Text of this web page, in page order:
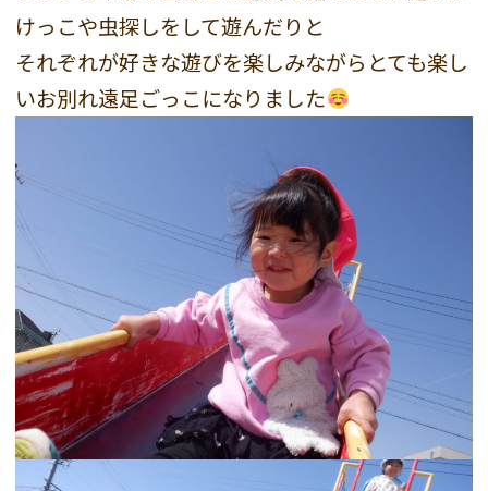
けっこや虫探しをして遊んだりと
それぞれが好きな遊びを楽しみながらとても楽し
いお別れ遠足ごっこになりました